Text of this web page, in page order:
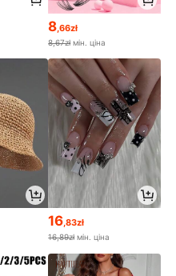
8,66zł
8,67zł мін. ціна
16,83zł
16,89zł мін. ціна